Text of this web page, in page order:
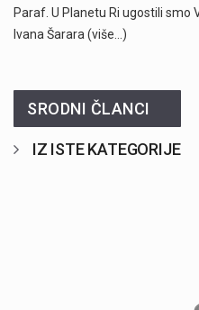
Paraf. U Planetu Ri ugostili smo
Ivana Šarara (više…)
SRODNI ČLANCI
IZ ISTE KATEGORIJE